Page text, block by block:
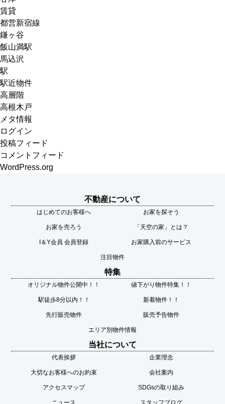
賃貸
都営新宿線
鎌ヶ谷
飯山満駅
馬込沢
駅
駅近物件
高層階
高根木戸
メタ情報
ログイン
投稿フィード
コメントフィード
WordPress.org
不動産について
はじめてのお客様へ お家を探そう
お家を売ろう 「天空の家」とは？
I＆Y会員 会員登録 お家購入前のサービス
注目物件
特集
オリジナル物件公開中！！ 値下がり物件特集！！
駅徒歩8分以内！！ 新着物件！！
先行販売物件 販売予告物件
エリア別物件情報
当社について
代表挨拶 企業理念
大切なお客様へのお約束 会社案内
アクセスマップ SDGsの取り組み